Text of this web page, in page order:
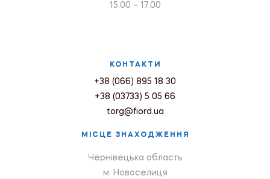
15.00 – 17.00
КОНТАКТИ
+38 (066) 895 18 30
+38 (03733) 5 05 66
torg@fiord.ua
МІСЦЕ ЗНАХОДЖЕННЯ
Чернівецька область
м. Новоселиця